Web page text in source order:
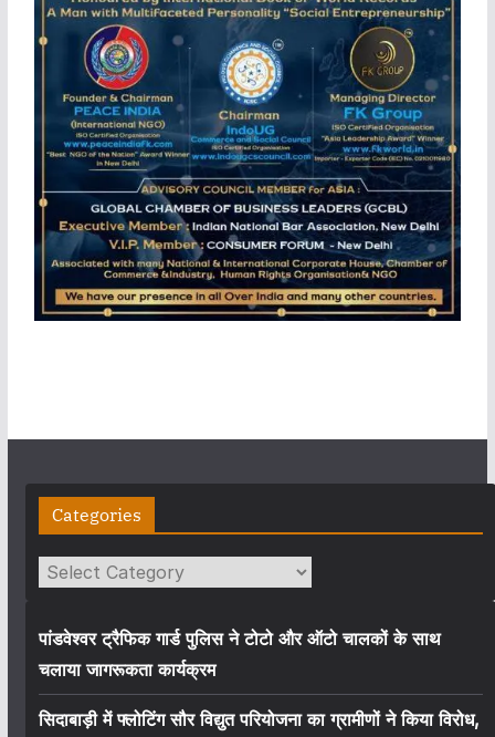
Categories
Categories
पांडवेश्वर ट्रैफिक गार्ड पुलिस ने टोटो और ऑटो चालकों के साथ
चलाया जागरूकता कार्यक्रम
सिदाबाड़ी में फ्लोटिंग सौर विद्युत परियोजना का ग्रामीणों ने किया विरोध,